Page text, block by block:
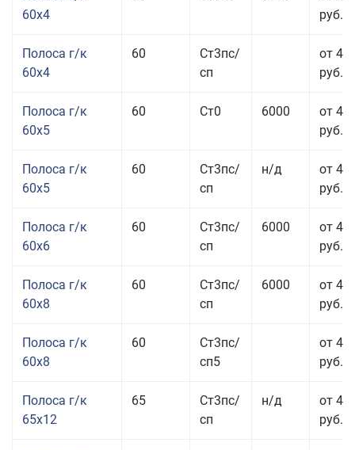
60x4
руб.
Полоса г/к
60x4
60
Ст3пс/
сп
от 45
руб.
Полоса г/к
60x5
60 Ст0 6000
от 42
руб.
Полоса г/к
60x5
60
Ст3пс/
сп
н/д
от 42
руб.
Полоса г/к
60x6
60
Ст3пс/
сп
6000
от 42
руб.
Полоса г/к
60x8
60
Ст3пс/
сп
6000
от 42
руб.
Полоса г/к
60x8
60
Ст3пс/
сп5
от 42
руб.
Полоса г/к
65x12
65
Ст3пс/
сп
н/д
от 42
руб.